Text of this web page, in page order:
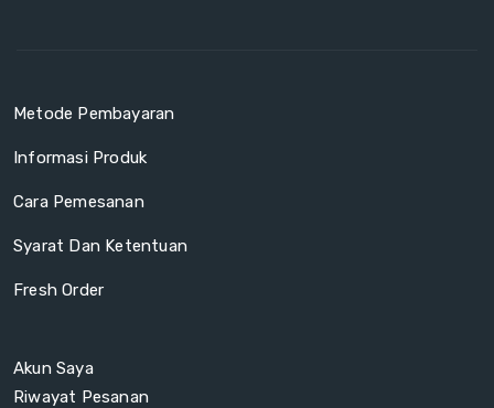
Metode Pembayaran
Informasi Produk
Cara Pemesanan
Syarat Dan Ketentuan
Fresh Order
Akun Saya
Riwayat Pesanan